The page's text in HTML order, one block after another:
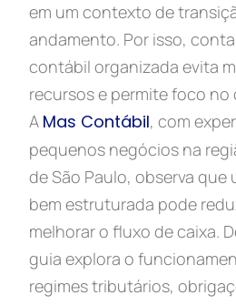
em um contexto de
andamento. Por isso,
contábil organizada evita
recursos e permite foco no
A Mas Contábil, com
pequenos negócios na
de São Paulo, observa
bem estruturada pode
melhorar o fluxo de caixa.
guia explora o
regimes tributários,